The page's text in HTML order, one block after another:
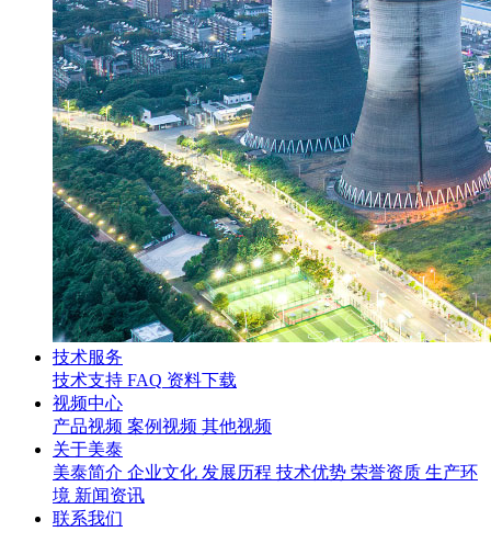
技术服务
技术支持 FAQ 资料下载
视频中心
产品视频 案例视频 其他视频
关于美泰
美泰简介 企业文化 发展历程 技术优势 荣誉资质 生产环
境 新闻资讯
联系我们